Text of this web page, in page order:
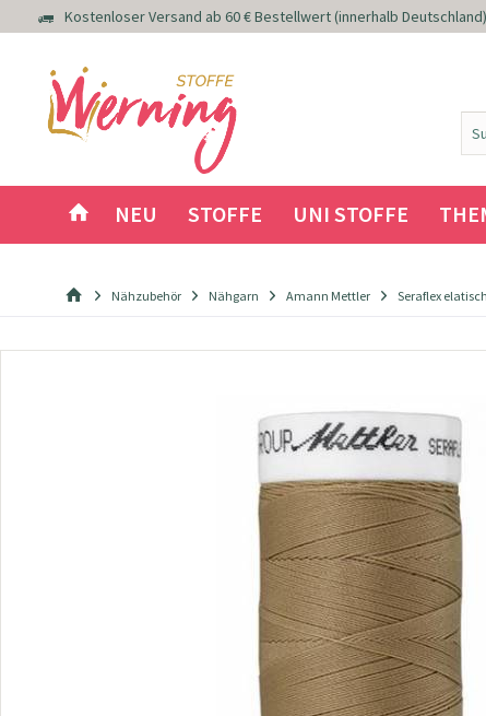
Kostenloser Versand ab 60 € Bestellwert (innerhalb Deutschland)
NEU STOFFE UNI STOFFE
Nähzubehör Nähgarn Amann Mettler Seraflex